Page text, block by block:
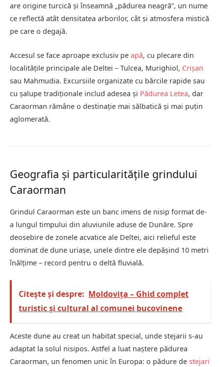
are origine turcică și înseamnă „pădurea neagră”, un nume
ce reflectă atât densitatea arborilor, cât și atmosfera mistică
pe care o degajă.
Accesul se face aproape exclusiv pe apă, cu plecare din
localitățile principale ale Deltei – Tulcea, Murighiol, Crișan
sau Mahmudia. Excursiile organizate cu bărcile rapide sau
cu șalupe tradiționale includ adesea și Pădurea Letea, dar
Caraorman rămâne o destinație mai sălbatică și mai puțin
aglomerată.
Geografia și particularitățile grindului
Caraorman
Grindul Caraorman este un banc imens de nisip format de-
a lungul timpului din aluviunile aduse de Dunăre. Spre
deosebire de zonele acvatice ale Deltei, aici relieful este
dominat de dune uriașe, unele dintre ele depășind 10 metri
înălțime – record pentru o deltă fluvială.
Citește și despre: Moldovița – Ghid complet
turistic și cultural al comunei bucovinene
Aceste dune au creat un habitat special, unde stejarii s-au
adaptat la solul nisipos. Astfel a luat naștere pădurea
Caraorman, un fenomen unic în Europa: o pădure de stejari